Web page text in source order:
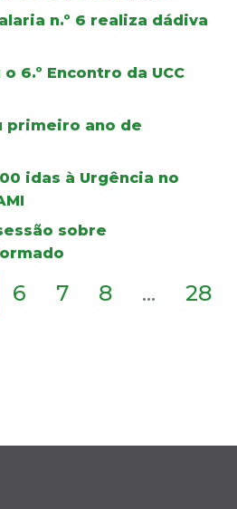
n.º 6 realiza dádiva
6.º Encontro da UCC
primeiro ano de
idas à Urgência no
sobre
6 7 8 ... 28